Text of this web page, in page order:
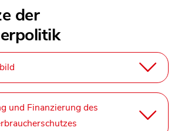
der
und Finanzierung des